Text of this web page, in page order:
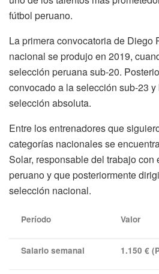
fútbol peruano.
La primera convocatoria de Diego
nacional se produjo en 2019,
selección peruana sub-20.
convocado a la selección sub-23
selección absoluta.
Entre los entrenadores que
categorías nacionales se
Solar, responsable del trabajo
peruano y que posteriormente
selección nacional.
Período Valor
Salario semanal 1.150 €